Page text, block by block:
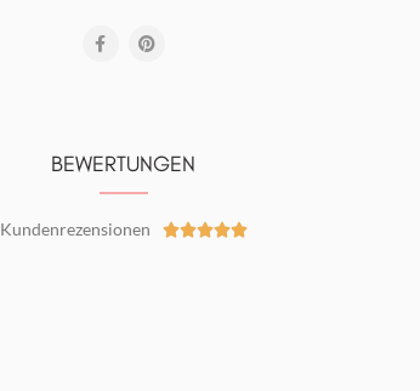
BEWERTUNGEN
Kundenrezensionen 